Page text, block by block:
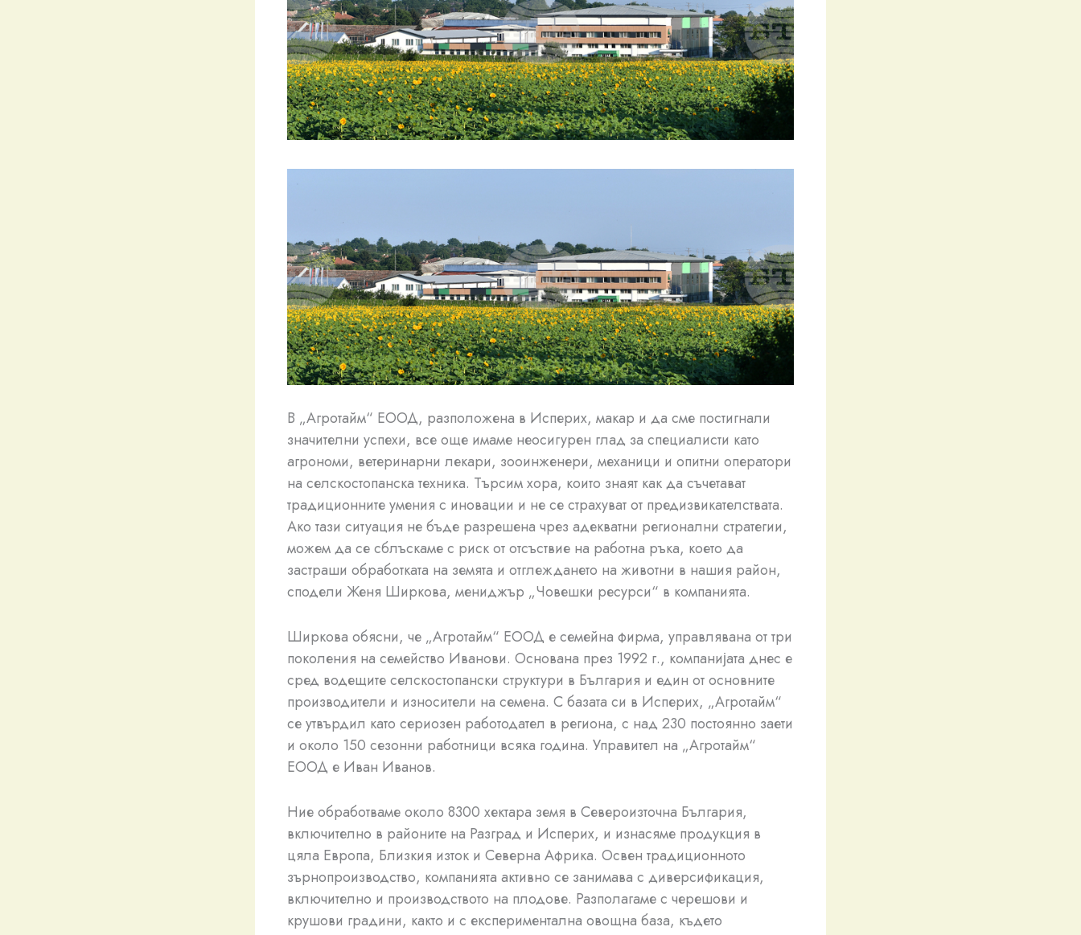
В „Агротайм“ ЕООД, разположена в Исперих, макар и да сме постигнали
значителни успехи, все още имаме неосигурен глад за специалисти като
агрономи, ветеринарни лекари, зооинженери, механици и опитни оператори
на селскостопанска техника. Търсим хора, които знаят как да съчетават
традиционните умения с иновации и не се страхуват от предизвикателствата.
Ако тази ситуация не бъде разрешена чрез адекватни регионални стратегии,
можем да се сблъскаме с риск от отсъствие на работна ръка, което да
застраши обработката на земята и отглеждането на животни в нашия район,
сподели Женя Ширкова, мениджър „Човешки ресурси“ в компанията.
Ширкова обясни, че „Агротайм“ ЕООД е семейна фирма, управлявана от три
поколения на семейство Иванови. Основана през 1992 г., компанијата днес е
сред водещите селскостопански структури в България и един от основните
производители и износители на семена. С базата си в Исперих, „Агротайм“
се утвърдил като сериозен работодател в региона, с над 230 постоянно заети
и около 150 сезонни работници всяка година. Управител на „Агротайм“
ЕООД е Иван Иванов.
Ние обработваме около 8300 хектара земя в Североизточна България,
включително в районите на Разград и Исперих, и изнасяме продукция в
цяла Европа, Близкия изток и Северна Африка. Освен традиционното
зърнопроизводство, компанията активно се занимава с диверсификация,
включително и производството на плодове. Разполагаме с черешови и
крушови градини, както и с експериментална овощна база, където